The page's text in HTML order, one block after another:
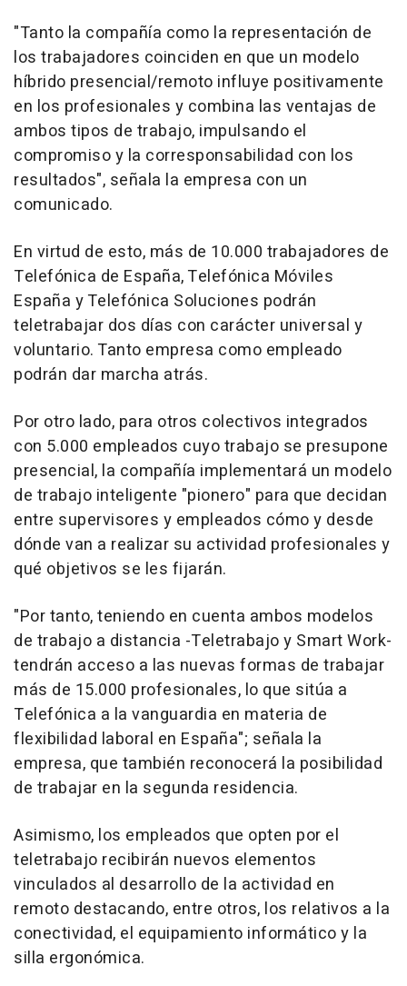
"Tanto la compañía como la representación de
los trabajadores coinciden en que un modelo
híbrido presencial/remoto influye positivamente
en los profesionales y combina las ventajas de
ambos tipos de trabajo, impulsando el
compromiso y la corresponsabilidad con los
resultados", señala la empresa con un
comunicado.
En virtud de esto, más de 10.000 trabajadores de
Telefónica de España, Telefónica Móviles
España y Telefónica Soluciones podrán
teletrabajar dos días con carácter universal y
voluntario. Tanto empresa como empleado
podrán dar marcha atrás.
Por otro lado, para otros colectivos integrados
con 5.000 empleados cuyo trabajo se presupone
presencial, la compañía implementará un modelo
de trabajo inteligente "pionero" para que decidan
entre supervisores y empleados cómo y desde
dónde van a realizar su actividad profesionales y
qué objetivos se les fijarán.
"Por tanto, teniendo en cuenta ambos modelos
de trabajo a distancia -Teletrabajo y Smart Work-
tendrán acceso a las nuevas formas de trabajar
más de 15.000 profesionales, lo que sitúa a
Telefónica a la vanguardia en materia de
flexibilidad laboral en España"; señala la
empresa, que también reconocerá la posibilidad
de trabajar en la segunda residencia.
Asimismo, los empleados que opten por el
teletrabajo recibirán nuevos elementos
vinculados al desarrollo de la actividad en
remoto destacando, entre otros, los relativos a la
conectividad, el equipamiento informático y la
silla ergonómica.